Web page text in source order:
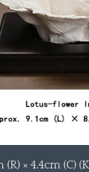
× 4.4cm (C)